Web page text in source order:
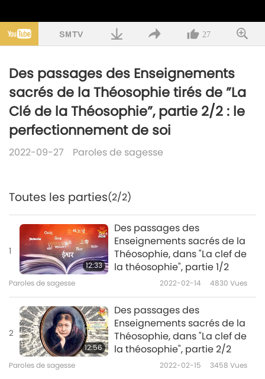
27
Des passages des Enseignements
sacrés de la Théosophie tirés de ”La
Clé de la Théosophie”, partie 2/2 : le
perfectionnement de soi
2022-09-27 Paroles de sagesse
Toutes les parties(2/2)
1
12:33
Des passages des
Enseignements sacrés de la
Théosophie, dans "La clef de
la théosophie", partie 1/2
Paroles de sagesse 2022-02-14 4830 Vues
2
12:56
Des passages des
Enseignements sacrés de la
Théosophie, dans "La clef de
la théosophie", partie 2/2
Paroles de sagesse 2022-02-15 3458 Vues